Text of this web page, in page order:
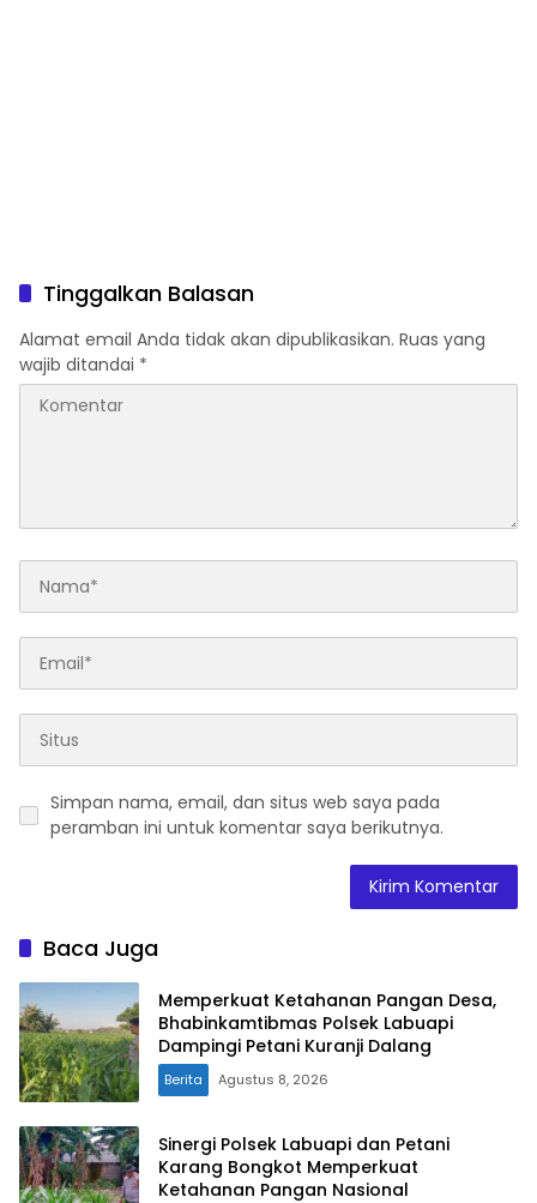
Tinggalkan Balasan
Alamat email Anda tidak akan dipublikasikan. Ruas yang
wajib ditandai *
Simpan nama, email, dan situs web saya pada
peramban ini untuk komentar saya berikutnya.
Baca Juga
Memperkuat Ketahanan Pangan Desa,
Bhabinkamtibmas Polsek Labuapi
Dampingi Petani Kuranji Dalang
Berita Agustus 8, 2026
Sinergi Polsek Labuapi dan Petani
Karang Bongkot Memperkuat
Ketahanan Pangan Nasional